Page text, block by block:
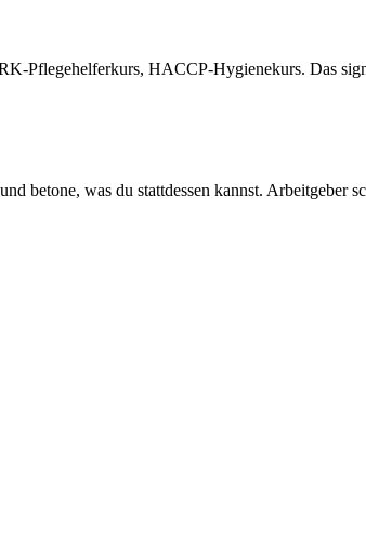
Pflegehelferkurs, HACCP-Hygienekurs. Das
betone, was du stattdessen kannst. Arbeitgeber